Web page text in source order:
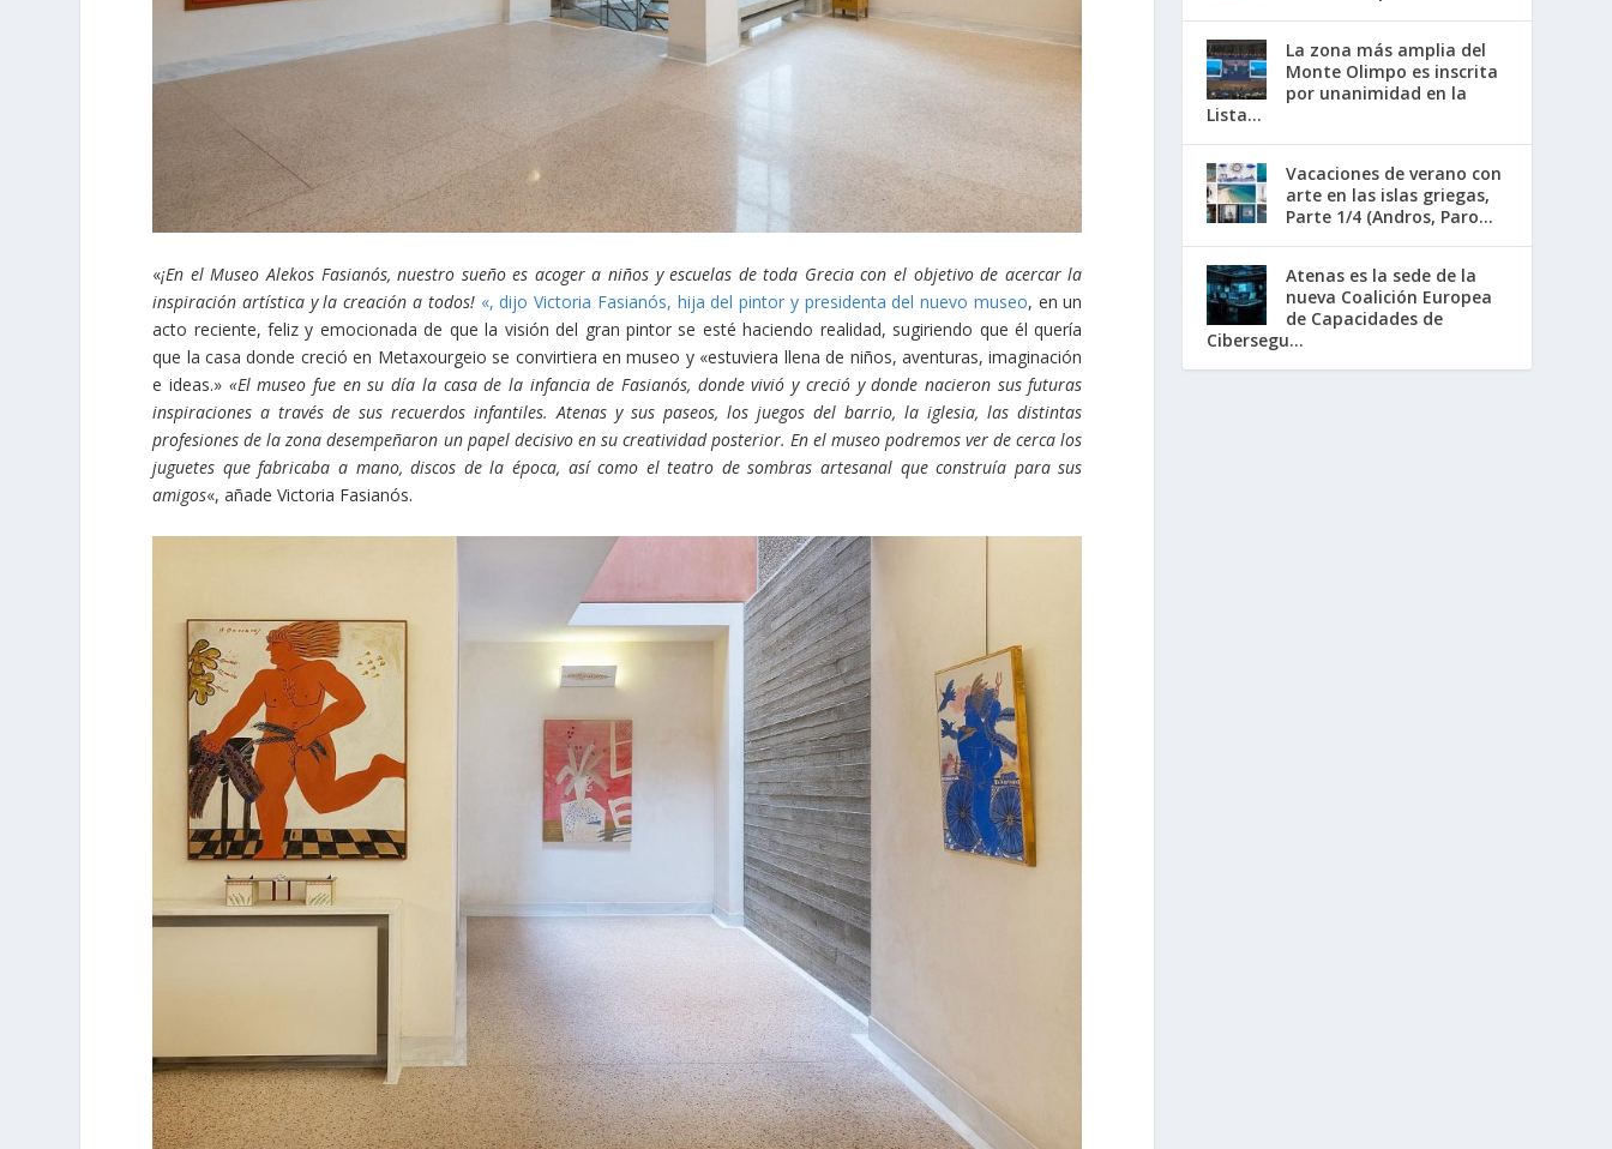
«¡En el Museo Alekos Fasianós, nuestro sueño es acoger a niños y escuelas de toda Grecia con el objetivo de acercar la
inspiración artística y la creación a todos! «, dijo Victoria Fasianós, hija del pintor y presidenta del nuevo museo, en un
acto reciente, feliz y emocionada de que la visión del gran pintor se esté haciendo realidad, sugiriendo que él quería
que la casa donde creció en Metaxourgeio se convirtiera en museo y «estuviera llena de niños, aventuras, imaginación
e ideas.» «El museo fue en su día la casa de la infancia de Fasianós, donde vivió y creció y donde nacieron sus futuras
inspiraciones a través de sus recuerdos infantiles. Atenas y sus paseos, los juegos del barrio, la iglesia, las distintas
profesiones de la zona desempeñaron un papel decisivo en su creatividad posterior. En el museo podremos ver de cerca los
juguetes que fabricaba a mano, discos de la época, así como el teatro de sombras artesanal que construía para sus
amigos«, añade Victoria Fasianós.
La zona más amplia del
Monte Olimpo es inscrita
por unanimidad en la
Lista...
Vacaciones de verano con
arte en las islas griegas,
Parte 1/4 (Andros, Paro...
Atenas es la sede de la
nueva Coalición Europea
de Capacidades de
Cibersegu...